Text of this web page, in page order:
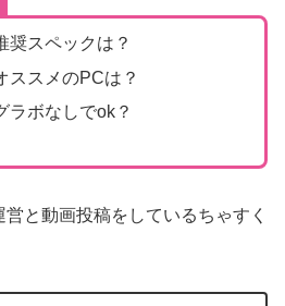
奨スペックは？
ススメのPCは？
ラボなしでok？
と動画投稿をしているちゃすく